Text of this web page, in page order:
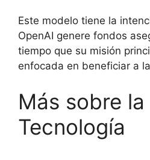
Este modelo tiene la
OpenAI genere fondos
tiempo que su misión
enfocada en beneficiar a
Más sobre la
Tecnología